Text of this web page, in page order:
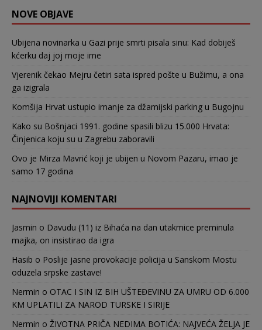
NOVE OBJAVE
Ubijena novinarka u Gazi prije smrti pisala sinu: Kad dobiješ
kćerku daj joj moje ime
Vjerenik čekao Mejru četiri sata ispred pošte u Bužimu, a ona
ga izigrala
Komšija Hrvat ustupio imanje za džamijski parking u Bugojnu
Kako su Bošnjaci 1991. godine spasili blizu 15.000 Hrvata:
Činjenica koju su u Zagrebu zaboravili
Ovo je Mirza Mavrić koji je ubijen u Novom Pazaru, imao je
samo 17 godina
NAJNOVIJI KOMENTARI
Jasmin o Davudu (11) iz Bihaća na dan utakmice preminula
majka, on insistirao da igra
Hasib o Poslije jasne provokacije policija u Sanskom Mostu
oduzela srpske zastave!
Nermin o OTAC I SIN IZ BIH UŠTEĐEVINU ZA UMRU OD 6.000
KM UPLATILI ZA NAROD TURSKE I SIRIJE
Nermin o ŽIVOTNA PRIČA NEDIMA BOTIĆA: NAJVEĆA ŽELJA JE